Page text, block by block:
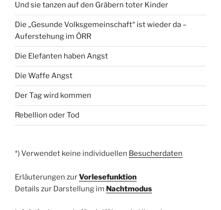
Und sie tanzen auf den Gräbern toter Kinder
Die „Gesunde Volksgemeinschaft“ ist wieder da –
Auferstehung im ÖRR
Die Elefanten haben Angst
Die Waffe Angst
Der Tag wird kommen
Rebellion oder Tod
*) Verwendet keine individuellen Besucherdaten
Erläuterungen zurVorlesefunktion
Details zur Darstellung im Nachtmodus